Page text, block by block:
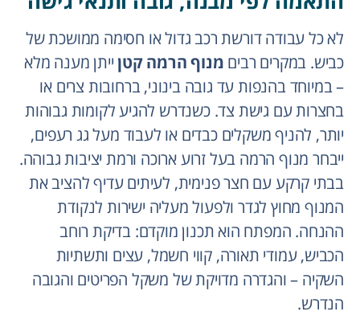
לא כל עבודה דורשת רכב גדול או חסימה ממושכת של
כביש. במקרים רבים מנוף הרמה קטןייתן מענה מלא
– במיוחד בהנפות עד גובה בינוני, ברחובות צרים או
בחצרות עם גישת צד. כשנדרש להגיע לקומות גבוהות
יותר, להניף משקלים כבדים או לעבוד מעל גג רעפים,
ייבחר מנוף הרמה בעל זרוע ארוכה ורמת יציבות גבוהה.
בבתי קרקע עם חצר פנימית, לעיתים עדיף להציב את
המנוף מחוץ לגדר ולפעול מעליה ישירות לנקודת
ההנחה. המפתח הוא תכנון מוקדם: בדיקת רוחב
הכביש, עמודי תאורה, קווי חשמל, עצים ותשתיות
השקיה – והגדרה מדויקת של משקל הפריטים והגובה
הנדרש.